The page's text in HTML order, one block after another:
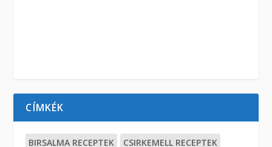
CÍMKÉK
BIRSALMA RECEPTEK
CSIRKEMELL RECEPTEK